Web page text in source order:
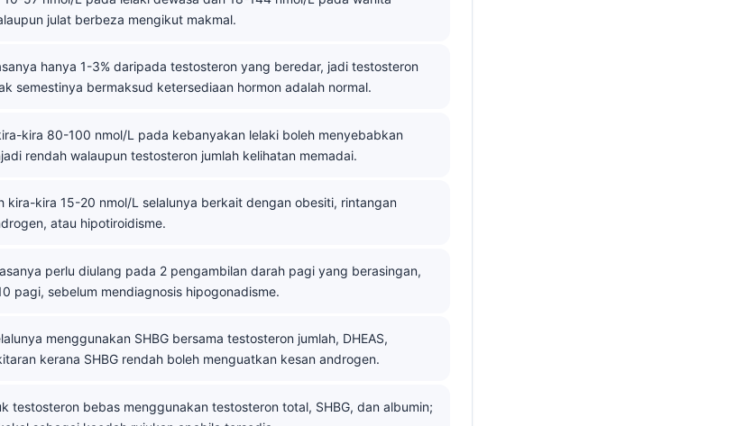
julat berbeza mengikut makmal.
hanya 1-3% daripada testosteron yang beredar, jadi testosteron
semestinya bermaksud ketersediaan hormon adalah normal.
kira 80-100 nmol/L pada kebanyakan lelaki boleh menyebabkan
rendah walaupun testosteron jumlah kelihatan memadai.
kira-kira 15-20 nmol/L selalunya berkait dengan obesiti, rintangan
atau hipotiroidisme.
perlu diulang pada 2 pengambilan darah pagi yang berasingan,
pagi, sebelum mendiagnosis hipogonadisme.
menggunakan SHBG bersama testosteron jumlah, DHEAS,
kerana SHBG rendah boleh menguatkan kesan androgen.
testosteron bebas menggunakan testosteron total, SHBG, dan albumin;